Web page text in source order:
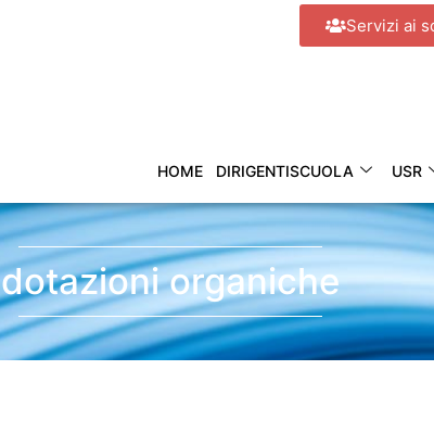
Servizi ai
HOME DIRIGENTISCUOLA USR
dotazioni organiche